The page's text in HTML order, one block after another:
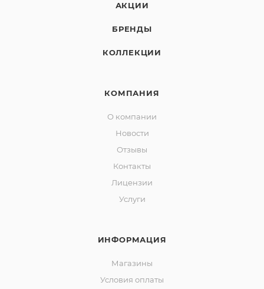
АКЦИИ
БРЕНДЫ
КОЛЛЕКЦИИ
КОМПАНИЯ
О компании
Новости
Отзывы
Контакты
Лицензии
Услуги
ИНФОРМАЦИЯ
Магазины
Условия оплаты